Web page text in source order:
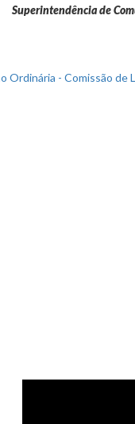
Superintendência de